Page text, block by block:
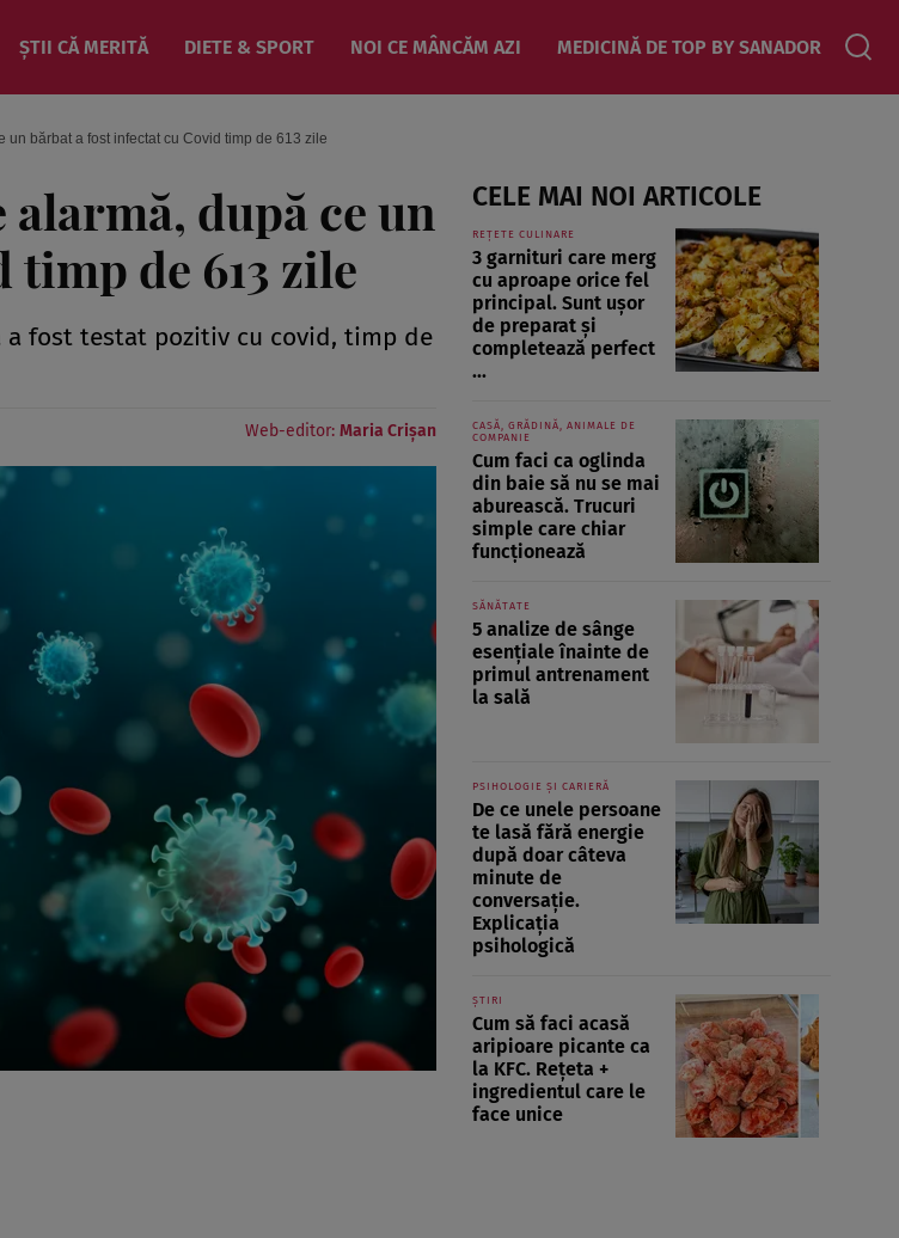
ȘTII CĂ MERITĂ DIETE & SPORT NOI CE MÂNCĂM AZI MEDICINĂ DE TOP BY SANADOR
bărbat a fost infectat cu Covid timp de 613 zile
după ce un
de 613 zile
fost testat pozitiv cu covid, timp de
Web-editor: Maria Crișan
CELE MAI NOI ARTICOLE
REȚETE CULINARE
3 garnituri care merg
cu aproape orice fel
principal. Sunt ușor
de preparat și
completează perfect
...
CASĂ, GRĂDINĂ, ANIMALE DE
COMPANIE
Cum faci ca oglinda
din baie să nu se mai
aburească. Trucuri
simple care chiar
funcționează
SĂNĂTATE
5 analize de sânge
esențiale înainte de
primul antrenament
la sală
PSIHOLOGIE ȘI CARIERĂ
De ce unele persoane
te lasă fără energie
după doar câteva
minute de
conversație.
Explicația
psihologică
ȘTIRI
Cum să faci acasă
aripioare picante ca
la KFC. Rețeta +
ingredientul care le
face unice